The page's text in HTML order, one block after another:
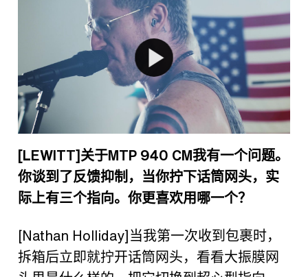
[LEWITT]关于MTP 940 CM我有一个问题。
你谈到了反馈抑制，当你拧下话筒网头，实
际上有三个指向。你更喜欢用哪一个？
[Nathan Holliday]当我第一次收到包裹时，
拆箱后立即就拧开话筒网头，看看大振膜网